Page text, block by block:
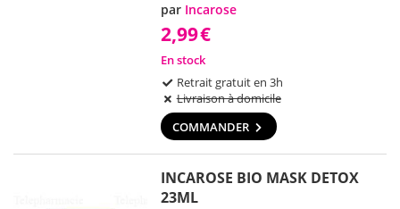
par Incarose
2,99€
En stock
Retrait gratuit en 3h
Livraison à domicile
COMMANDER
INCAROSE BIO MASK DETOX
23ML